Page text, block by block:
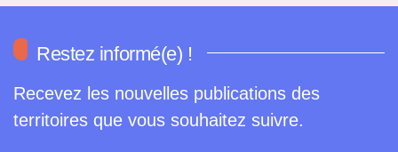
Restez informé(e) !
Recevez les nouvelles publications des
territoires que vous souhaitez suivre.